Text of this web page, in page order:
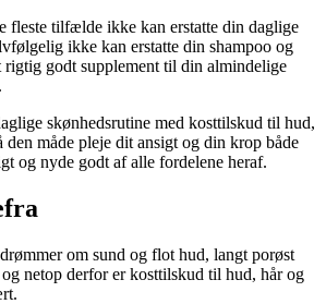
fleste tilfælde ikke kan erstatte din daglige
ikke kan erstatte din shampoo og
rigtig godt supplement til din almindelige
skønhedsrutine med kosttilskud til hud,
den måde pleje dit ansigt og din krop både
og nyde godt af alle fordelene heraf.
om sund og flot hud, langt porøst
netop derfor er kosttilskud til hud, hår og